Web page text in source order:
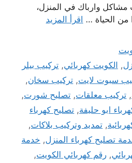
وارباك في المنزل،
من الحياة … اقرأ المزيد
, الكويت كهربائي,تركيب بيلر
سبوت لايت, تركيب سخان,
, تركيب معلقات, تصليح شورت,
ابو حليفة, تصليح كهرباء
, تمديد وتركيب بلاكات,
تصليح كهرباء المنزل, خدمة
, رقم كهربائي الكويت,